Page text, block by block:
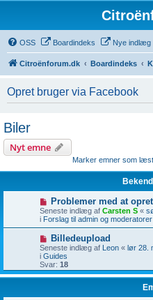
OSS Boardindeks Nye indlæg
Citroënforum.dk Boardindeks
Opret bruger via Facebook
Biler
Nyt emne
Marker emner som
Problemer med at
Seneste indlæg af Carsten S «
i Forslag til admin og
Billedeupload
Seneste indlæg af Leon « lør 28.
i Guides
Svar: 18